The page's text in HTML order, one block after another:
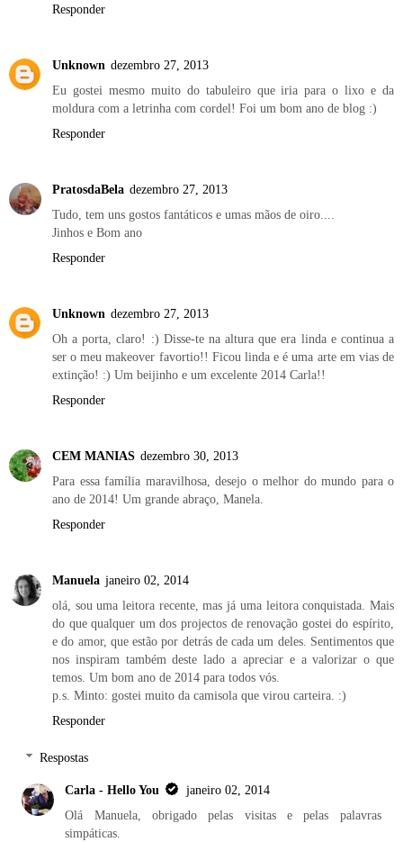
Responder
Unknown dezembro 27, 2013
Eu gostei mesmo muito do tabuleiro que iria para o lixo e da
moldura com a letrinha com cordel! Foi um bom ano de blog :)
Responder
PratosdaBela dezembro 27, 2013
Tudo, tem uns gostos fantáticos e umas mãos de oiro....
Jinhos e Bom ano
Responder
Unknown dezembro 27, 2013
Oh a porta, claro! :) Disse-te na altura que era linda e continua a
ser o meu makeover favortio!! Ficou linda e é uma arte em vias de
extinção! :) Um beijinho e um excelente 2014 Carla!!
Responder
CEM MANIAS dezembro 30, 2013
Para essa família maravilhosa, desejo o melhor do mundo para o
ano de 2014! Um grande abraço, Manela.
Responder
Manuela janeiro 02, 2014
olá, sou uma leitora recente, mas já uma leitora conquistada. Mais
do que qualquer um dos projectos de renovação gostei do espírito,
e do amor, que estão por detrás de cada um deles. Sentimentos que
nos inspiram também deste lado a apreciar e a valorizar o que
temos. Um bom ano de 2014 para todos vós.
p.s. Minto: gostei muito da camisola que virou carteira. :)
Responder
Respostas
Carla - Hello You
janeiro 02, 2014
Olá Manuela, obrigado pelas visitas e pelas palavras
simpáticas.